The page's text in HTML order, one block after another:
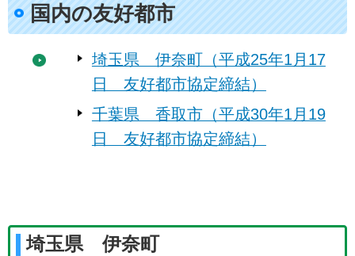
国内の友好都市
埼玉県 伊奈町（平成25年1月17
日 友好都市協定締結）
千葉県 香取市（平成30年1月19
日 友好都市協定締結）
埼玉県 伊奈町